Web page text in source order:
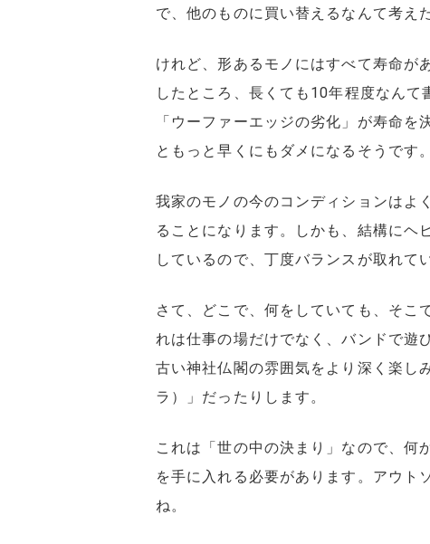
で、他のものに買い替えるなんて考え
けれど、形あるモノにはすべて寿命が
したところ、長くても10年程度なんて
「ウーファーエッジの劣化」が寿命
ともっと早くにもダメになるそうです。
我家のモノの今のコンディションはよ
ることになります。しかも、結構にヘ
しているので、丁度バランスが取れて
さて、どこで、何をしていても、そこ
れは仕事の場だけでなく、バンドで遊
古い神社仏閣の雰囲気をより深く楽し
ラ）」だったりします。
これは「世の中の決まり」なので、何
を手に入れる必要があります。アウト
ね。